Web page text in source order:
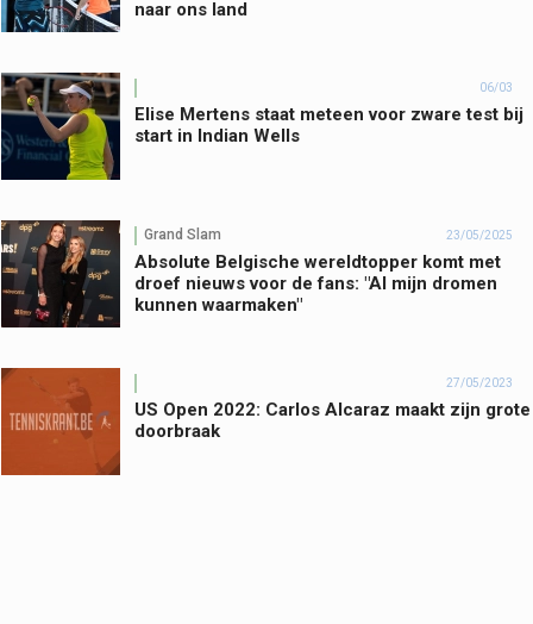
naar ons land
06/03
Elise Mertens staat meteen voor zware test bij
start in Indian Wells
Grand Slam 23/05/2025
Absolute Belgische wereldtopper komt met
droef nieuws voor de fans: "Al mijn dromen
kunnen waarmaken"
27/05/2023
US Open 2022: Carlos Alcaraz maakt zijn grote
doorbraak